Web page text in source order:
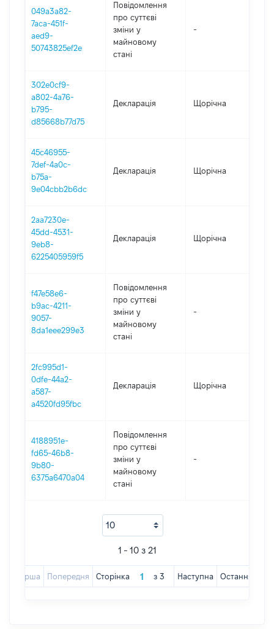
049a3a82-
7aca-451f-
aed9-
50743825ef2e
Повідомлення
про суттєві
зміни y
майновому
стані
-
302e0cf9-
a802-4a76-
b795-
d85668b77d75
Декларація Щорічна
45c46955-
7def-4a0c-
b75a-
9e04cbb2b6dc
Декларація Щорічна
2aa7230e-
45dd-4531-
9eb8-
6225405959f5
Декларація Щорічна
f47e58e6-
b9ac-4211-
9057-
8da1eee299e3
Повідомлення
про суттєві
зміни y
майновому
стані
-
2fc995d1-
0dfe-44a2-
a587-
a4520fd95fbc
Декларація Щорічна
4188951e-
fd65-46b8-
9b80-
6375a6470a04
Повідомлення
про суттєві
зміни y
майновому
стані
-
1 - 10 з 21
Перша Попередня Сторінка з 3 Наступна Остання